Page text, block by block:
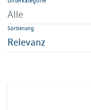
Alle
Sortierung
Relevanz